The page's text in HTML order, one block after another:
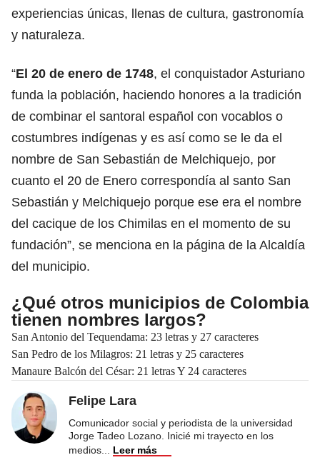
experiencias únicas, llenas de cultura, gastronomía
y naturaleza.
“El 20 de enero de 1748, el conquistador Asturiano
funda la población, haciendo honores a la tradición
de combinar el santoral español con vocablos o
costumbres indígenas y es así como se le da el
nombre de San Sebastián de Melchiquejo, por
cuanto el 20 de Enero correspondía al santo San
Sebastián y Melchiquejo porque ese era el nombre
del cacique de los Chimilas en el momento de su
fundación”, se menciona en la página de la Alcaldía
del municipio.
¿Qué otros municipios de Colombia
tienen nombres largos?
San Antonio del Tequendama: 23 letras y 27 caracteres
San Pedro de los Milagros: 21 letras y 25 caracteres
Manaure Balcón del César: 21 letras Y 24 caracteres
Felipe Lara
Comunicador social y periodista de la universidad
Jorge Tadeo Lozano. Inicié mi trayecto en los
medios
Leer más